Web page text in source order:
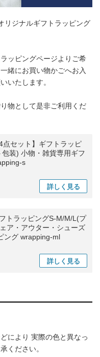
リジナルギフトラッピング
ッピングページよりご希
緒にお買い物かごへお入
いたします。
物として是非ご利用くだ
点セット】ギフトラッピ
装) 小物・雑貨専用ギフ
s
詳しく 見る
トラッピングS-M/M/L(プ
ア・アウター・シューズ
ング wrapping-ml
詳しく 見る
により 実際の色と異なっ
ください。